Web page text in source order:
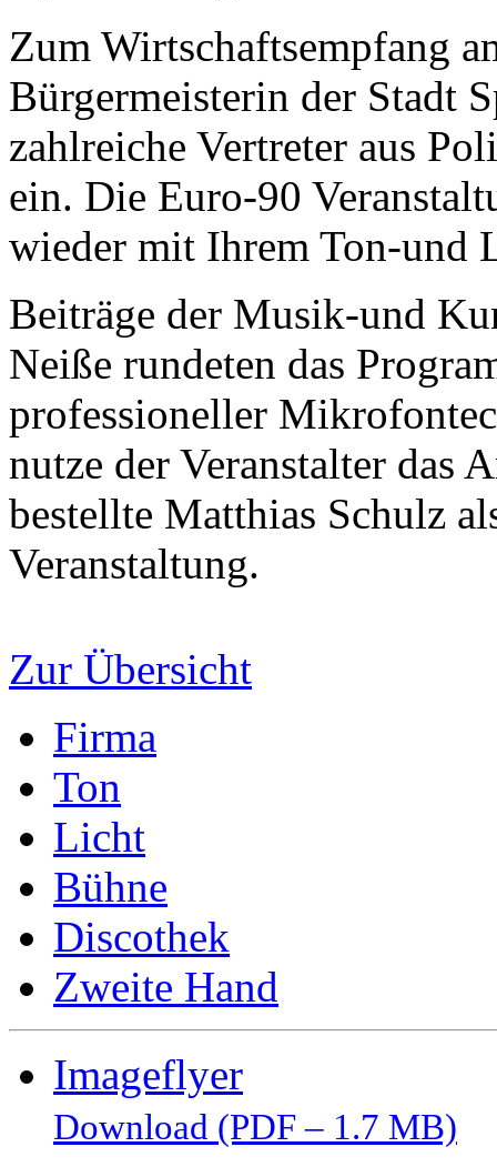
Zum Wirtschaftsempfang
Bürgermeisterin der Stadt
zahlreiche Vertreter aus
ein. Die Euro-90
wieder mit Ihrem Ton-und
Beiträge der Musik-und
Neiße rundeten das
professioneller
nutze der Veranstalter das
bestellte Matthias Schulz
Veranstaltung.
Zur Übersicht
Firma
Ton
Licht
Bühne
Discothek
Zweite Hand
Imageflyer
Download (PDF – 1.7 MB)